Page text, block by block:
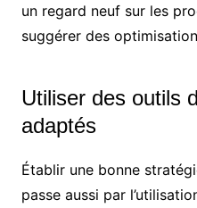
un regard neuf sur les
suggérer des
Utiliser des outils
adaptés
Établir une bonne
passe aussi par